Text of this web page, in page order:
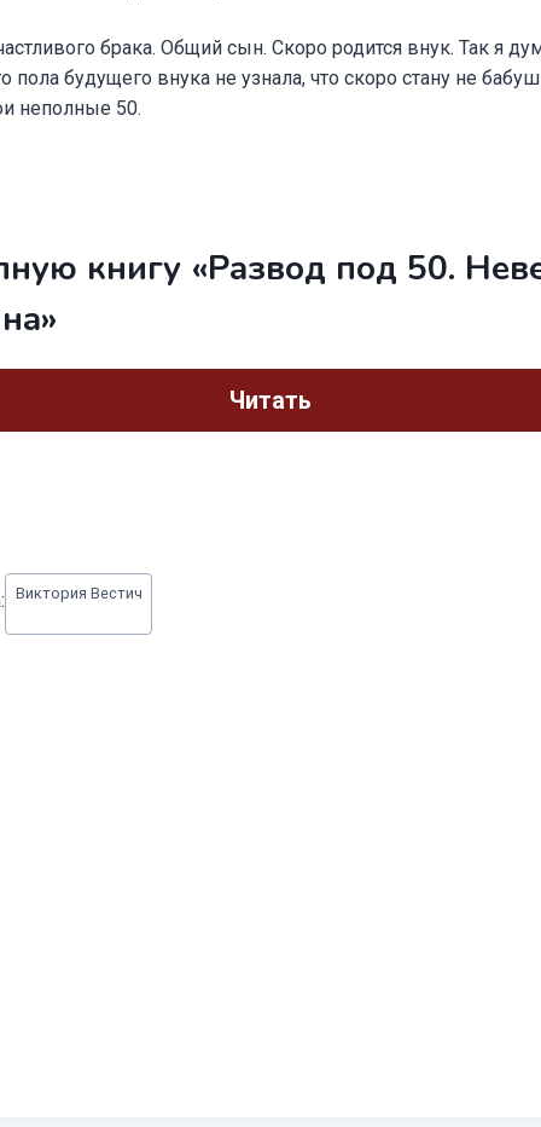
брака. Общий сын. Скоро родится внук. Так я
пола будущего внука не узнала, что скоро стану не
неполные 50.
книгу «Развод под 50.
Читать
Виктория Вестич